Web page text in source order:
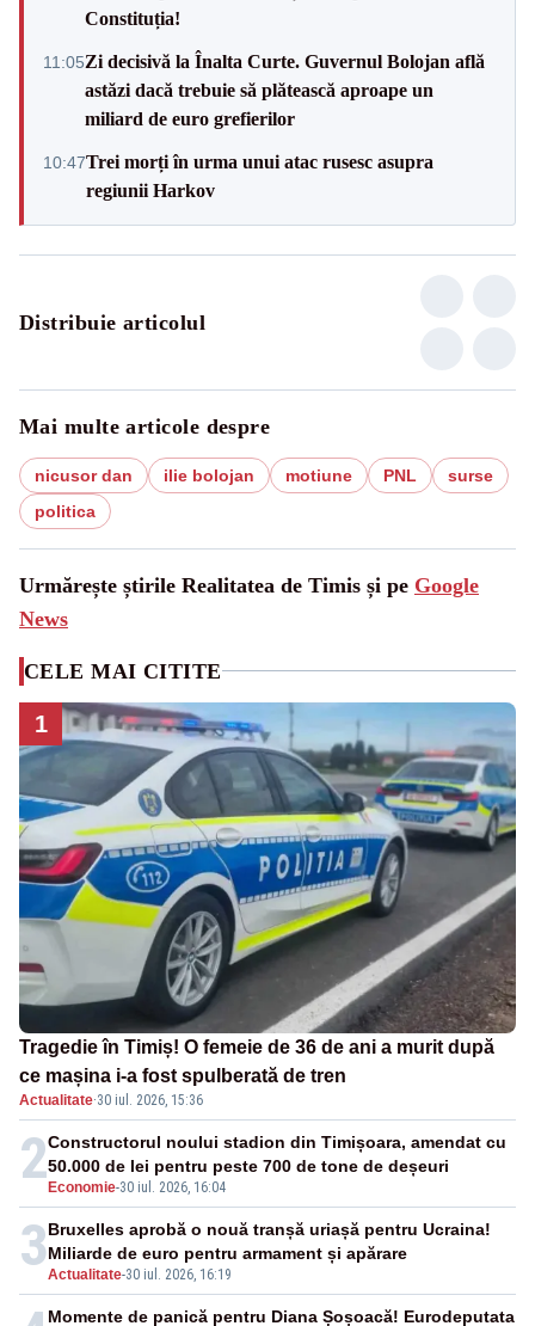
Constituția!
11:05Zi decisivă la Înalta Curte. Guvernul Bolojan află
astăzi dacă trebuie să plătească aproape un
miliard de euro grefierilor
10:47Trei morți în urma unui atac rusesc asupra
regiunii Harkov
Distribuie articolul
Mai multe articole despre
nicusor dan ilie bolojan motiune PNL
surse
politica
Urmărește știrile Realitatea de Timis și pe Google
News
CELE MAI CITITE
1
Tragedie în Timiș! O femeie de 36 de ani a murit după
ce mașina i-a fost spulberată de tren
Actualitate·30 iul. 2026, 15:36
2 Economie-30 iul. 2026, 16:04
Constructorul noului stadion din Timișoara, amendat cu
50.000 de lei pentru peste 700 de tone de deșeuri
3Actualitate-30 iul. 2026, 16:19
Bruxelles aprobă o nouă tranșă uriașă pentru Ucraina!
Miliarde de euro pentru armament și apărare
Momente de panică pentru Diana Șoșoacă! Eurodeputata